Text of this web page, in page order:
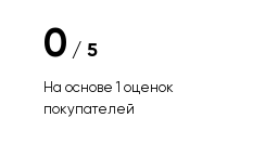
0 / 5
На основе 1 оценок
покупателей